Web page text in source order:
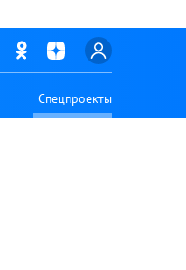
Спецпроекты